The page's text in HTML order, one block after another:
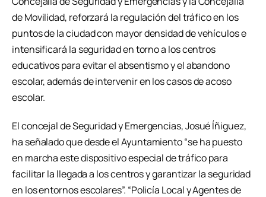
de Movilidad, reforzará la regulación del tráfico en los
puntos de la ciudad con mayor densidad de vehículos e
intensificará la seguridad en torno a los centros
educativos para evitar el absentismo y el abandono
escolar, además de intervenir en los casos de acoso
escolar.
El concejal de Seguridad y Emergencias, Josué Íñiguez,
ha señalado que desde el Ayuntamiento “se ha puesto
en marcha este dispositivo especial de tráfico para
facilitar la llegada a los centros y garantizar la seguridad
en los entornos escolares”. “Policía Local y Agentes de